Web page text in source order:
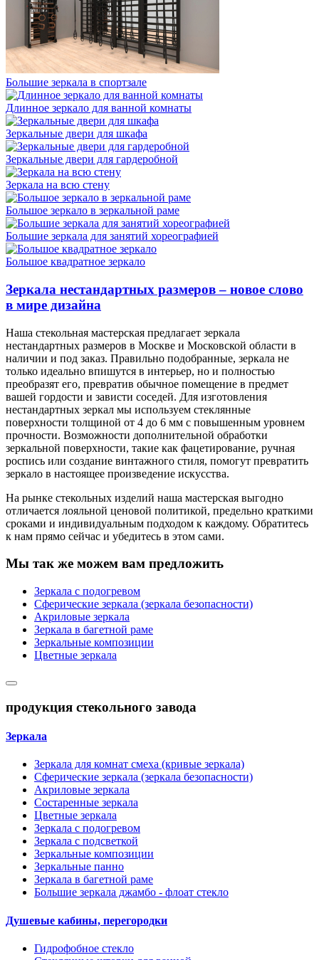
Большие зеркала в спортзале
Длинное зеркало для ванной комнаты
Зеркальные двери для шкафа
Зеркальные двери для гардеробной
Зеркала на всю стену
Большое зеркало в зеркальной раме
Большие зеркала для занятий хореографией
Большое квадратное зеркало
Зеркала нестандартных размеров – новое слово
в мире дизайна
Наша стекольная мастерская предлагает зеркала
нестандартных размеров в Москве и Московской области в
наличии и под заказ. Правильно подобранные, зеркала не
только идеально впишутся в интерьер, но и полностью
преобразят его, превратив обычное помещение в предмет
вашей гордости и зависти соседей. Для изготовления
нестандартных зеркал мы используем стеклянные
поверхности толщиной от 4 до 6 мм с повышенным уровнем
прочности. Возможности дополнительной обработки
зеркальной поверхности, такие как фацетирование, ручная
роспись или создание винтажного стиля, помогут превратить
зеркало в настоящее произведение искусства.
На рынке стекольных изделий наша мастерская выгодно
отличается лояльной ценовой политикой, предельно краткими
сроками и индивидуальным подходом к каждому. Обратитесь
к нам прямо сейчас и убедитесь в этом сами.
Мы так же можем вам предложить
Зеркала с подогревом
Сферические зеркала (зеркала безопасности)
Акриловые зеркала
Зеркала в багетной раме
Зеркальные композиции
Цветные зеркала
продукция стекольного завода
Зеркала
Зеркала для комнат смеха (кривые зеркала)
Сферические зеркала (зеркала безопасности)
Акриловые зеркала
Состаренные зеркала
Цветные зеркала
Зеркала с подогревом
Зеркала с подсветкой
Зеркальные композиции
Зеркальные панно
Зеркала в багетной раме
Большие зеркала джамбо - флоат стекло
Душевые кабины, перегородки
Гидрофобное стекло